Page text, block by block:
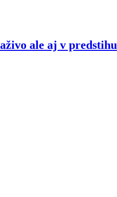
ale aj v predstihu